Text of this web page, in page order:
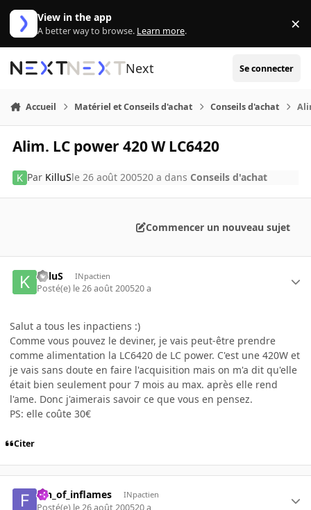
Aller au contenu
View in the app
A better way to browse. Learn more. ×
Next Se connecter
Accueil Matériel et Conseils d'achat Conseils d'achat
Alim. LC power 420 W LC6420
Par KilluSle 26 août 200520 a dans Conseils d'achat
Commencer un nouveau sujet
KilluS INpactien
Posté(e) le 26 août 200520 a
Salut a tous les inpactiens :)
Comme vous pouvez le deviner, je vais peut-être prendre
comme alimentation la LC6420 de LC power. C'est une 420W et
je vais sans doute en faire l'acquisition mais on m'a dit qu'elle
était bien seulement pour 7 mois au max. après elle rend
l'ame. Donc j'aimerais savoir ce que vous en pensez.
PS: elle coûte 30€
Citer
fan_of_inflames INpactien
Posté(e) le 26 août 200520 a